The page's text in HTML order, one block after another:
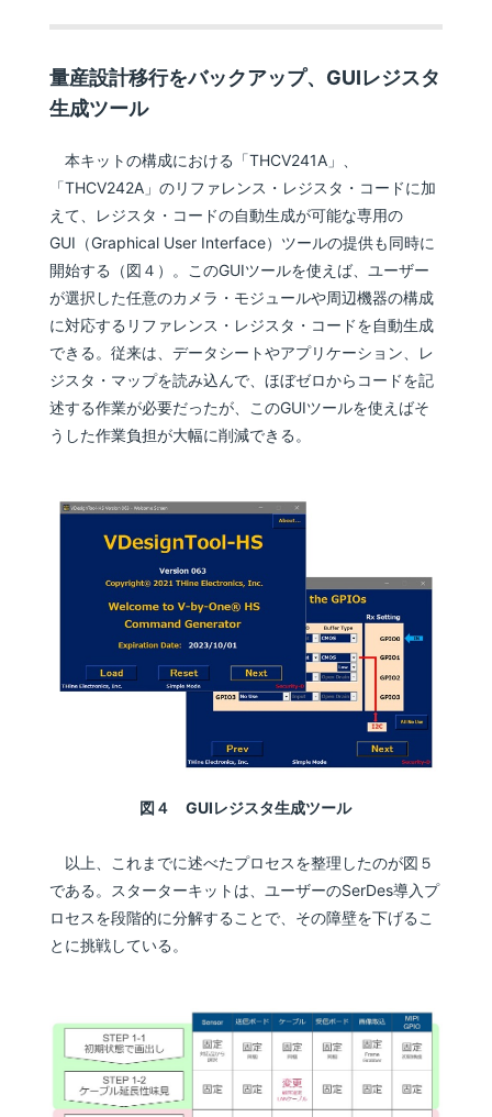
量産設計移行をバックアップ、GUIレジスタ
生成ツール
本キットの構成における「THCV241A」、
「THCV242A」のリファレンス・レジスタ・コードに加
えて、レジスタ・コードの自動生成が可能な専用の
GUI（Graphical User Interface）ツールの提供も同時に
開始する（図４）。このGUIツールを使えば、ユーザー
が選択した任意のカメラ・モジュールや周辺機器の構成
に対応するリファレンス・レジスタ・コードを自動生成
できる。従来は、データシートやアプリケーション、レ
ジスタ・マップを読み込んで、ほぼゼロからコードを記
述する作業が必要だったが、このGUIツールを使えばそ
うした作業負担が大幅に削減できる。
図４ GUIレジスタ生成ツール
以上、これまでに述べたプロセスを整理したのが図５
である。スターターキットは、ユーザーのSerDes導入プ
ロセスを段階的に分解することで、その障壁を下げるこ
とに挑戦している。